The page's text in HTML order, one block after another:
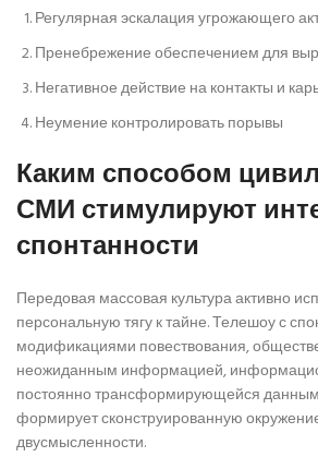
Регулярная эскалация угрожающего
Пренебрежение обеспечением для
Негативное действие на контакты и
Неумение контролировать порывы
Каким способом
СМИ стимулируют
спонтанности
Передовая массовая культура активно
персональную тягу к тайне. Телешоу с
модификациями повествования,
неожиданным информацией,
постоянно трансформирующейся
формирует сконструированную
двусмысленности.